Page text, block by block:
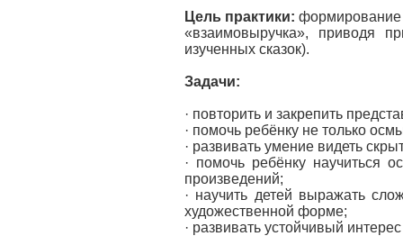
Цель практики: формирование
«взаимовыручка», приводя
изученных сказок).
Задачи:
· повторить и закрепить
· помочь ребёнку не только
· развивать умение видеть
· помочь ребёнку научиться
произведений;
· научить детей выражать
художественной форме;
· развивать устойчивый